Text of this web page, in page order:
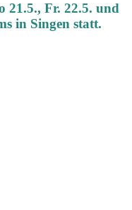
21.5., Fr. 22.5. und
in Singen statt.